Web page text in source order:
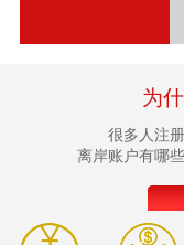
为
很多人注
离岸账户有哪